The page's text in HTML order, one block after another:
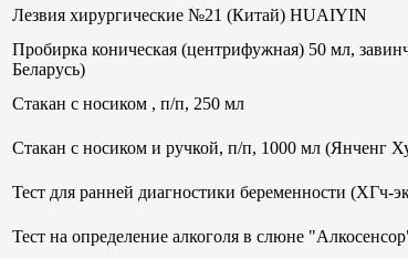
Лезвия хирургические №21 (Китай) HUAIYIN
Пробирка коническая (центрифужная) 50 мл,
Беларусь)
Стакан с носиком , п/п, 250 мл
Стакан с носиком и ручкой, п/п, 1000 мл (Янченг
Тест для ранней диагностики беременности
Тест на определение алкоголя в слюне